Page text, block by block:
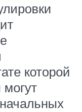
которой